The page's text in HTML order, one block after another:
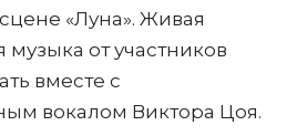
«Луна». Живая
от участников
вместе с
вокалом Виктора Цоя.